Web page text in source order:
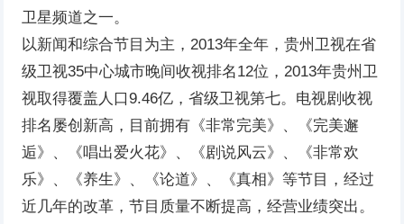
卫星频道之一。
以新闻和综合节目为主，2013年全年，贵州卫视在省
级卫视35中心城市晚间收视排名12位，2013年贵州卫
视取得覆盖人口9.46亿，省级卫视第七。电视剧收视
排名屡创新高，目前拥有《非常完美》、《完美邂
逅》、《唱出爱火花》、《剧说风云》、《非常欢
乐》、《养生》、《论道》、《真相》等节目，经过
近几年的改革，节目质量不断提高，经营业绩突出。